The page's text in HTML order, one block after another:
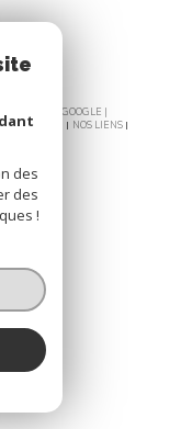
BY GOOGLE |
ADMIN
NOS LIENS
des
des
!